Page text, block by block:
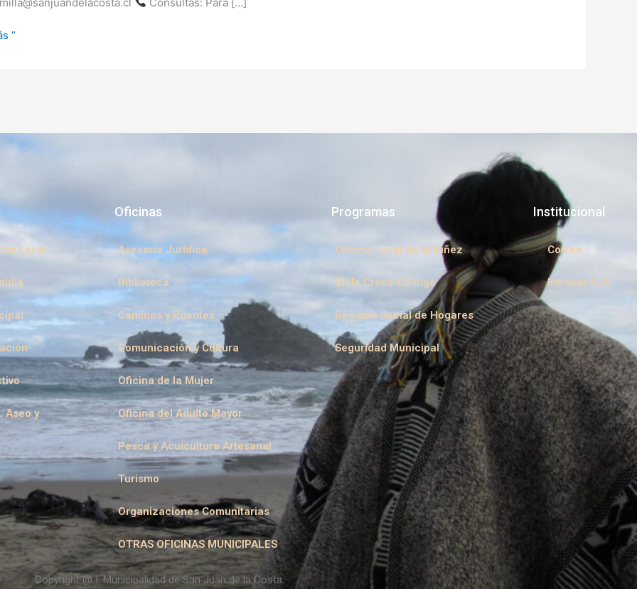
”
Local
Aseo y
Oficinas
Asesoría Jurídica
Biblioteca
Caminos y Puentes
Comunicación y Cultura
Oficina de la Mujer
Oficina del Adulto Mayor
Pesca y Acuicultura Artesanal
Turismo
Organizaciones Comunitarias
OTRAS OFICINAS MUNICIPALES
Programas
Oficina Local de la Niñez
Chile Crece Contigo
Registro Social de Hogares
Seguridad Municipal
Institucional
Correo
Intranet SJC
Copyright @ I. Municipalidad de San Juan de la Costa.